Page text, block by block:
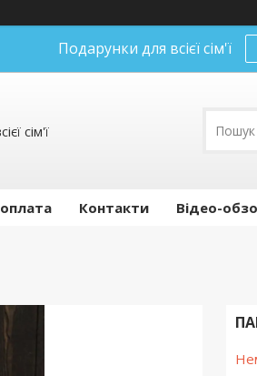
Подарунки для всієї сім'ї
сім'ї
Контакти Відео-